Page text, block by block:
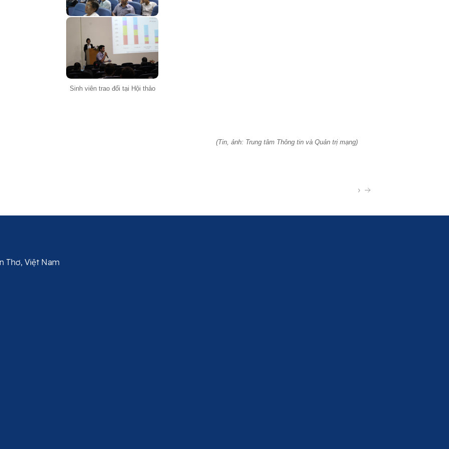
Sinh viên trao đổi tại Hội thảo
(Tin, ảnh: Trung tâm Thông tin và Quản trị mạng)
›
Thơ, Việt Nam